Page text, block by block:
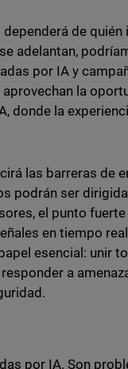
de quién
adelantan,
por IA y
la
donde la
las barreras de
podrán ser
el punto fuerte
en tiempo
esencial: unir
a
por IA. Son